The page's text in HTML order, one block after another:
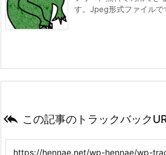
す。Jpeg形式ファイルで
 この記事のトラックバック